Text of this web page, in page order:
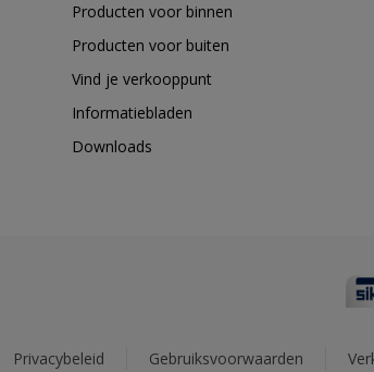
Producten voor binnen
Producten voor buiten
Vind je verkooppunt
Informatiebladen
Downloads
Privacybeleid Gebruiksvoorwaarden